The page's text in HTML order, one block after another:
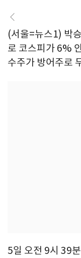
(서울=뉴스1) 박
로 코스피가 6%
수주가 방어주로
5일 오전 9시 39